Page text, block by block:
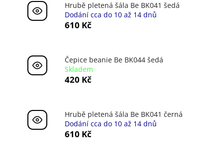
Hrubě pletená šála Be BK041 šedá
Dodání cca do 10 až 14 dnů
610 Kč
Čepice beanie Be BK044 šedá
Skladem
420 Kč
Hrubě pletená šála Be BK041 černá
Dodání cca do 10 až 14 dnů
610 Kč